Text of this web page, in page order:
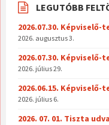
LEGUTÓBB
2026.07.30.
2026. augusztus 3.
2026.07.30.
2026. július 29.
2026.06.15.
2026. július 6.
2026. 07. 01. Tiszta